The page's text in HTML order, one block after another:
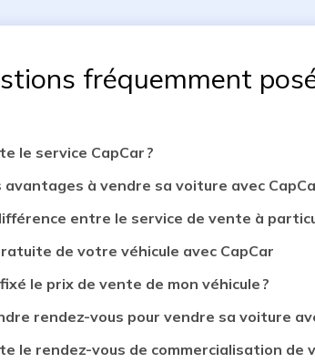
fréquemment
le service CapCar ?
avantages à vendre sa voiture avec
entre le service de vente à
de votre véhicule avec CapCar
le prix de vente de mon véhicule ?
rendez-vous pour vendre sa voiture
le rendez-vous de commercialisation de